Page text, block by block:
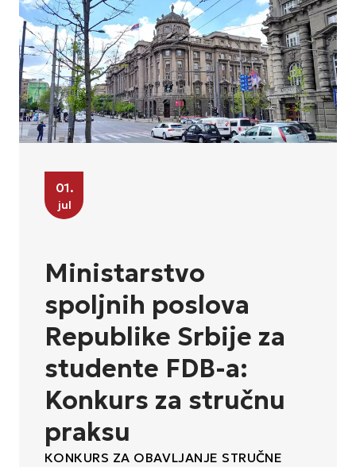
01.
jul
Ministarstvo
spoljnih poslova
Republike Srbije za
studente FDB-a:
Konkurs za stručnu
praksu
КONКURS ZA OBAVLJANJE STRUČNE